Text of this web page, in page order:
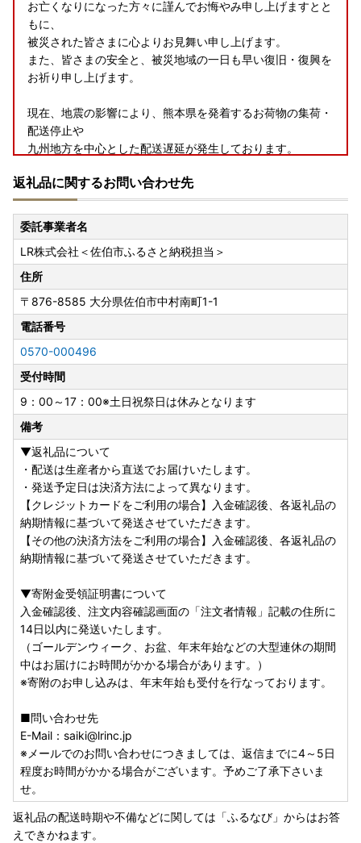
お亡くなりになった方々に謹んでお悔やみ申し上げますとと
もに、
被災された皆さまに心よりお見舞い申し上げます。
また、皆さまの安全と、被災地域の一日も早い復旧・復興を
お祈り申し上げます。
現在、地震の影響により、熊本県を発着するお荷物の集荷・
配送停止や
九州地方を中心とした配送遅延が発生しております。
で、
何卒ご理解賜りますようお願い申し上げます。
【お盆期間中の対応についてのご案内】
お荷物のお受け取りがお盆期間中にかかる恐れがあるため、
一部お品を除き、8/6(木)～8/15(土)の発送は控えさせてい
ただきます。
※一部返礼品は期間中も出荷いたしますので、お受け取りを
お願いいたします。
※お盆期間中は発送を控えさせていただきます。納期通り届
かない可能性があることをご了承ください。
※ご入金を確認してから各返礼品の配送時期が8/6前後の場
合は、8/16以降の発送になる可能性もございます。予めご了
承ください。
返礼品に関するお問い合わせ先
委託事業者名
LR株式会社＜佐伯市ふるさと納税担当＞
住所
〒876-8585 大分県佐伯市中村南町1-1
電話番号
0570-000496
受付時間
9：00～17：00※土日祝祭日は休みとなります
備考
▼返礼品について
・配送は生産者から直送でお届けいたします。
・発送予定日は決済方法によって異なります。
【クレジットカードをご利用の場合】入金確認後、各返礼品の
納期情報に基づいて発送させていただきます。
【その他の決済方法をご利用の場合】入金確認後、各返礼品の
納期情報に基づいて発送させていただきます。
▼寄附金受領証明書について
入金確認後、注文内容確認画面の「注文者情報」記載の住所に
14日以内に発送いたします。
（ゴールデンウィーク、お盆、年末年始などの大型連休の期間
中はお届けにお時間がかかる場合があります。）
※寄附のお申し込みは、年末年始も受付を行なっております。
■問い合わせ先
E-Mail：saiki@lrinc.jp
※メールでのお問い合わせにつきましては、返信までに4～5日
程度お時間がかかる場合がございます。予めご了承下さいま
せ。
返礼品の配送時期や不備などに関しては「ふるなび」からはお答
えできかねます。